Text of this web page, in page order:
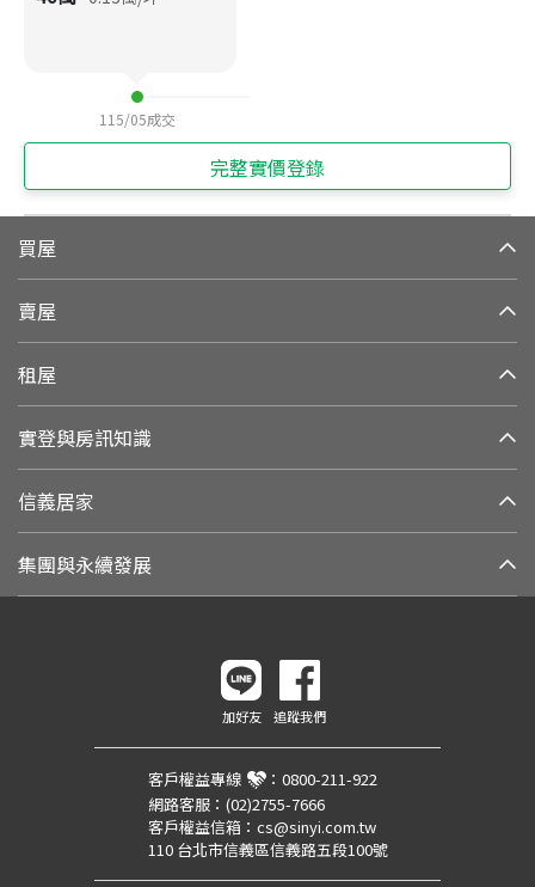
115/05成交
完整實價登錄
買屋
賣屋
租屋
實登與房訊知識
信義居家
集團與永續發展
加好友 追蹤我們
客戶權益專線 ： 0800-211-922
網路客服： (02)2755-7666
客戶權益信箱： cs@sinyi.com.tw
110 台北市信義區信義路五段100號